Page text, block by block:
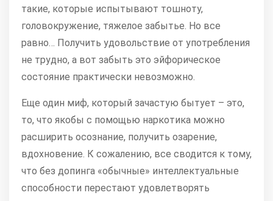
такие, которые испытывают тошноту,
головокружение, тяжелое забытье. Но все
равно… Получить удовольствие от употребления
не трудно, а вот забыть это эйфорическое
состояние практически невозможно.
Еще один миф, который зачастую бытует – это,
то, что якобы с помощью наркотика можно
расширить осознание, получить озарение,
вдохновение. К сожалению, все сводится к тому,
что без допинга «обычные» интеллектуальные
способности перестают удовлетворять